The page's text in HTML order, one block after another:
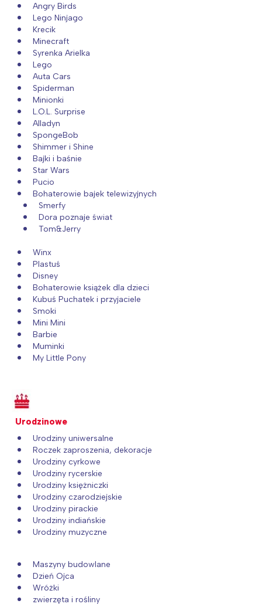
Angry Birds
Lego Ninjago
Krecik
Minecraft
Syrenka Arielka
Lego
Auta Cars
Spiderman
Minionki
L.O.L. Surprise
Alladyn
SpongeBob
Shimmer i Shine
Bajki i baśnie
Star Wars
Pucio
Bohaterowie bajek telewizyjnych
Smerfy
Dora poznaje świat
Tom&Jerry
Winx
Plastuś
Disney
Bohaterowie książek dla dzieci
Kubuś Puchatek i przyjaciele
Smoki
Mini Mini
Barbie
Muminki
My Little Pony
Urodzinowe
Urodziny uniwersalne
Roczek zaproszenia, dekoracje
Urodziny cyrkowe
Urodziny rycerskie
Urodziny księżniczki
Urodziny czarodziejskie
Urodziny pirackie
Urodziny indiańskie
Urodziny muzyczne
Maszyny budowlane
Dzień Ojca
Wróżki
zwierzęta i rośliny
Warszawa
Łódź
Trójmiasto
Poznań
Wrocław